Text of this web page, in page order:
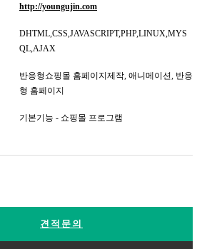
http://youngujin.com
DHTML,CSS,JAVASCRIPT,PHP,LINUX,MYS
QL,AJAX
반응형쇼핑몰 홈페이지제작, 애니메이션, 반응
형 홈페이지
기본기능 - 쇼핑몰 프로그램
견적문의